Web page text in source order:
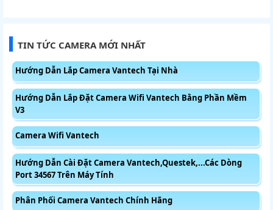
TIN TỨC CAMERA MỚI NHẤT
Hướng Dẫn Lắp Camera Vantech Tại Nhà
Hướng Dẫn Lắp Đặt Camera Wifi Vantech Bằng Phần Mềm
V3
Camera Wifi Vantech
Hướng Dẫn Cài Đặt Camera Vantech,Questek,...Các Dòng
Port 34567 Trên Máy Tính
Phân Phối Camera Vantech Chính Hãng